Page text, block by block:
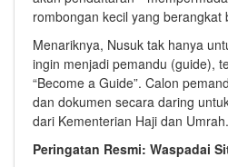
rombongan kecil yang berangkat
Menariknya, Nusuk tak hanya
ingin menjadi pemandu (guide),
“Become a Guide”. Calon
dan dokumen secara daring
dari Kementerian Haji dan Umrah.
Peringatan Resmi: Waspadai